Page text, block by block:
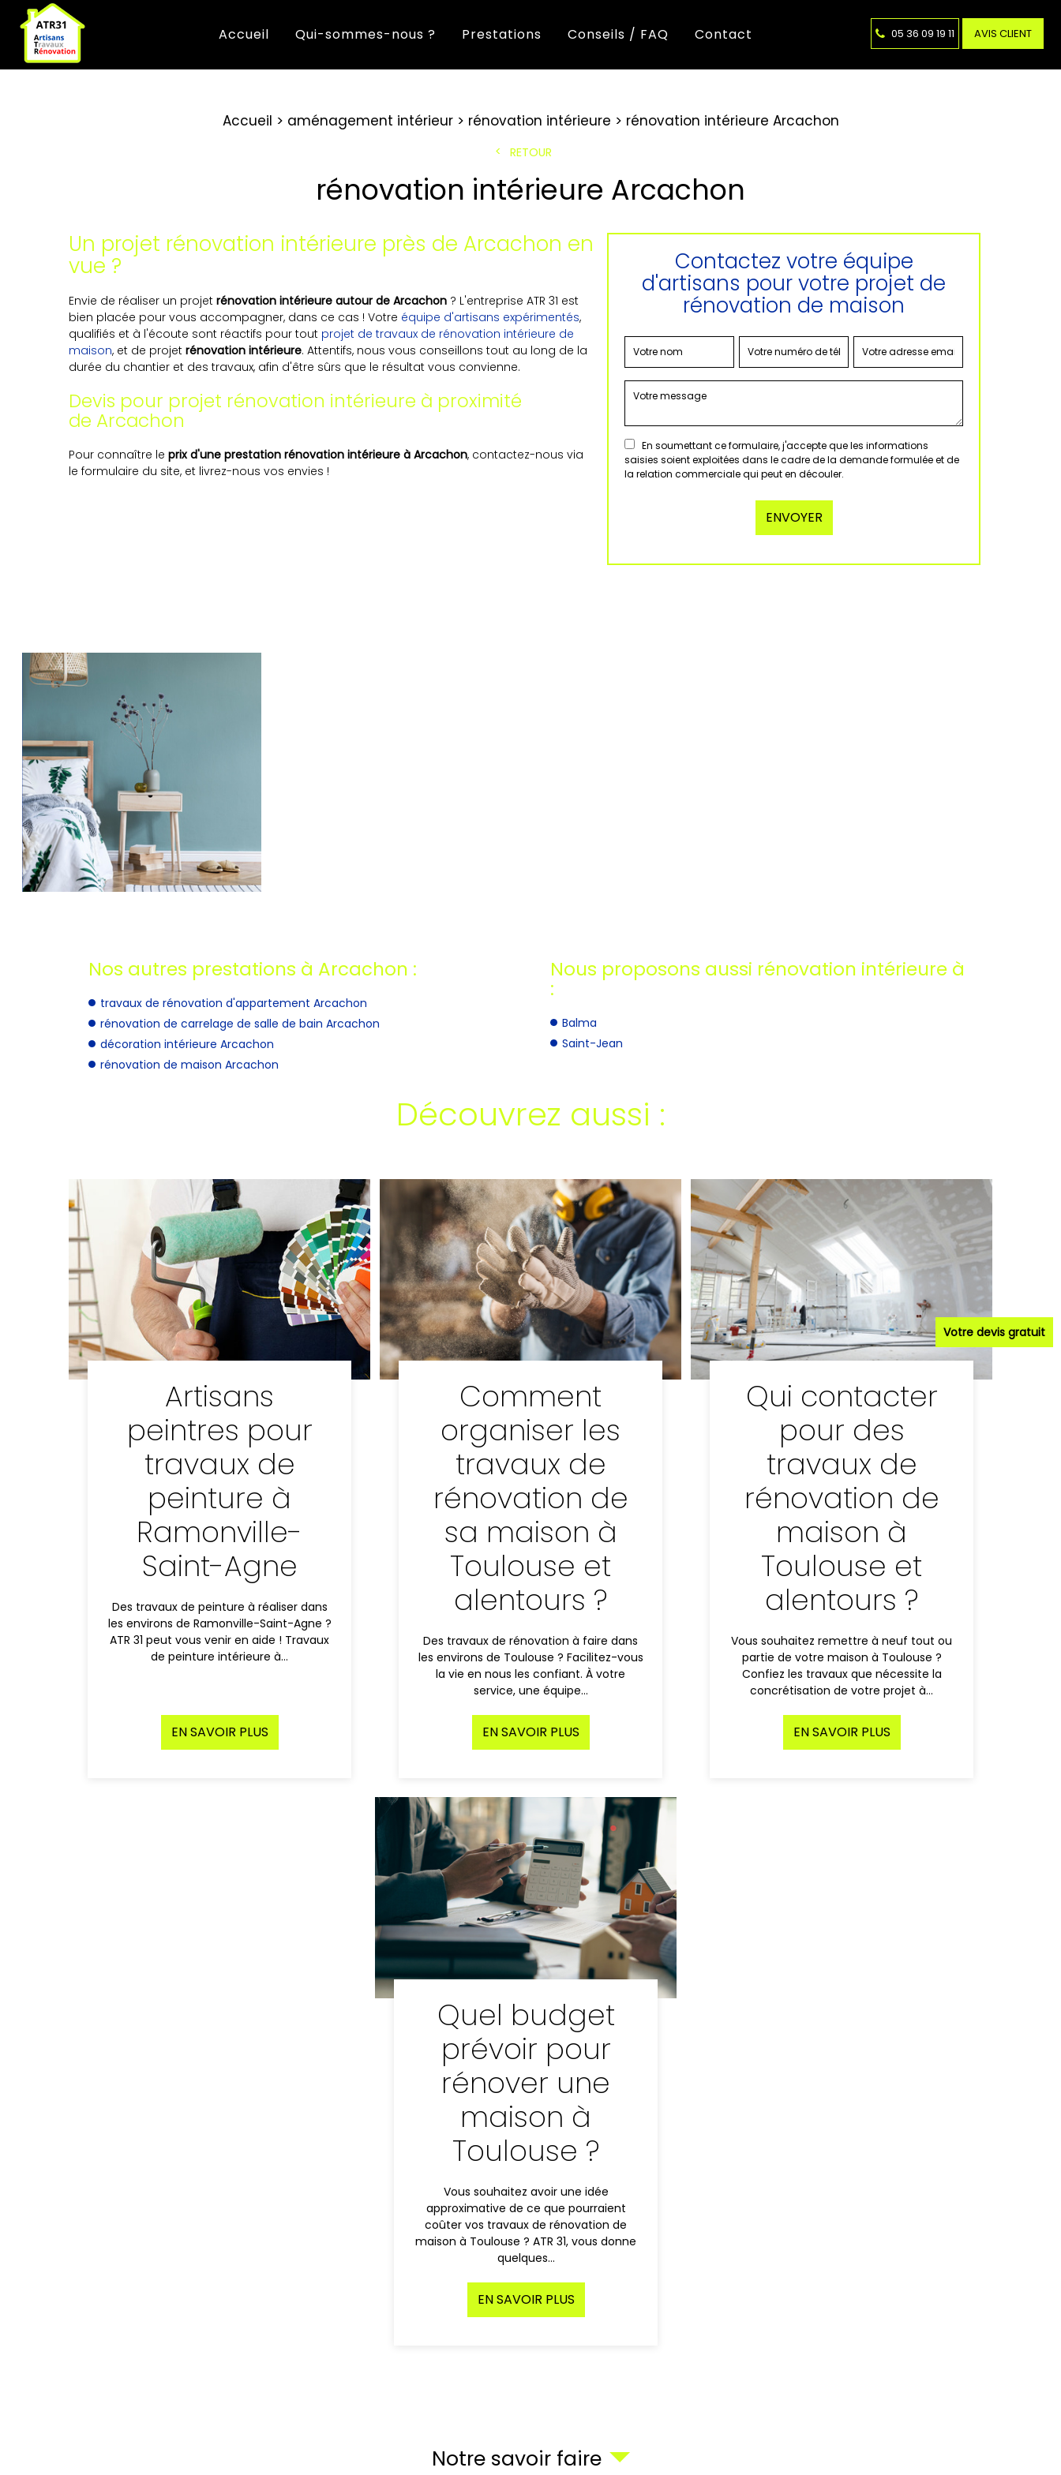
Accueil Qui-sommes-nous ? Prestations Conseils / FAQ Contact 05 36 09 19 11 AVIS CLIENT
Accueil aménagement intérieur rénovation intérieure rénovation intérieure Arcachon
RETOUR
rénovation intérieure Arcachon
Un projet rénovation intérieure près de Arcachon en
vue ?
Envie de réaliser un projet rénovation intérieure autour de Arcachon ? L'entreprise ATR 31 est
bien placée pour vous accompagner, dans ce cas ! Votre équipe d'artisans expérimentés,
qualifiés et à l'écoute sont réactifs pour tout projet de travaux de rénovation intérieure de
maison, et de projet rénovation intérieure. Attentifs, nous vous conseillons tout au long de la
durée du chantier et des travaux, afin d'être sûrs que le résultat vous convienne.
Devis pour projet rénovation intérieure à proximité
de Arcachon
Pour connaître le prix d'une prestation rénovation intérieure à Arcachon, contactez-nous via
le formulaire du site, et livrez-nous vos envies !
Contactez votre équipe
d'artisans pour votre projet de
rénovation de maison
En soumettant ce formulaire, j'accepte que les informations
saisies soient exploitées dans le cadre de la demande formulée et de
la relation commerciale qui peut en découler.
Nos autres prestations à Arcachon :
travaux de rénovation d'appartement Arcachon
rénovation de carrelage de salle de bain Arcachon
décoration intérieure Arcachon
rénovation de maison Arcachon
Nous proposons aussi rénovation intérieure à
:
Balma
Saint-Jean
Découvrez aussi :
Artisans
peintres pour
travaux de
peinture à
Ramonville-
Saint-Agne
Des travaux de peinture à réaliser dans
les environs de Ramonville-Saint-Agne ?
ATR 31 peut vous venir en aide ! Travaux
de peinture intérieure à…
EN SAVOIR PLUS
Comment
organiser les
travaux de
rénovation de
sa maison à
Toulouse et
alentours ?
Des travaux de rénovation à faire dans
les environs de Toulouse ? Facilitez-vous
la vie en nous les confiant. À votre
service, une équipe…
EN SAVOIR PLUS
Qui contacter
pour des
travaux de
rénovation de
maison à
Toulouse et
alentours ?
Vous souhaitez remettre à neuf tout ou
partie de votre maison à Toulouse ?
Confiez les travaux que nécessite la
concrétisation de votre projet à…
EN SAVOIR PLUS
Quel budget
prévoir pour
rénover une
maison à
Toulouse ?
Vous souhaitez avoir une idée
approximative de ce que pourraient
coûter vos travaux de rénovation de
maison à Toulouse ? ATR 31, vous donne
quelques…
EN SAVOIR PLUS
Votre devis gratuit
Notre savoir faire